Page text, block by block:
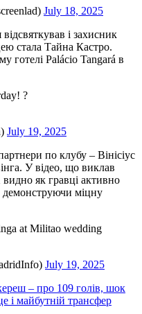
July 18, 2025
і захисник
стала Тайна Кастро.
готелі Palácio Tangará в
?
July 19, 2025
по клубу – Вінісіус
У відео, що виклав
як гравці активно
демонструючи міцну
at Militao wedding
July 19, 2025
– про 109 голів, шок
і майбутній трансфер